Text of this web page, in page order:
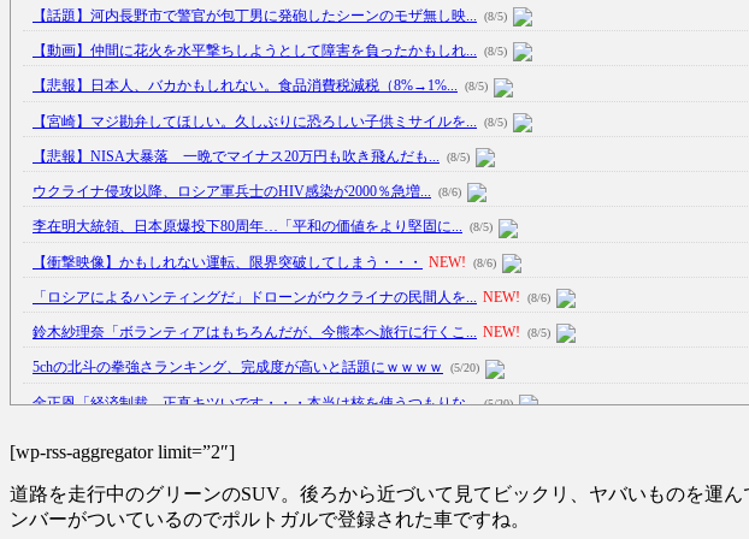
【話題】河内長野市で警官が包丁男に発砲したシーンのモザ無し映... (8/5)
【動画】仲間に花火を水平撃ちしようとして障害を負ったかもしれ... (8/5)
【悲報】日本人、バカかもしれない。食品消費税減税（8%→1%... (8/5)
【宮崎】マジ勘弁してほしい。久しぶりに恐ろしい子供ミサイルを... (8/5)
【悲報】NISA大暴落 一晩でマイナス20万円も吹き飛んだも... (8/5)
ウクライナ侵攻以降、ロシア軍兵士のHIV感染が2000％急増... (8/6)
李在明大統領、日本原爆投下80周年…「平和の価値をより堅固に... (8/5)
【衝撃映像】かもしれない運転、限界突破してしまう・・・ NEW! (8/6)
「ロシアによるハンティングだ」ドローンがウクライナの民間人を... NEW! (8/6)
鈴木紗理奈「ボランティアはもちろんだが、今熊本へ旅行に行くこ... NEW! (8/5)
5chの北斗の拳強さランキング、完成度が高いと話題にｗｗｗｗ (5/20)
金正恩「経済制裁、正直キツいです・・・本当は核を使うつもりな... (5/20)
顔20点、体80点と評価されていた女子学生が男子学生らの性の... (12/26)
[wp-rss-aggregator limit=”2″]
道路を走行中のグリーンのSUV。後ろから近づいて見てビックリ、ヤバいものを運
ンバーがついているのでポルトガルで登録された車ですね。